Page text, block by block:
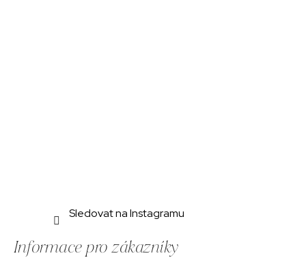
Sledovat na Instagramu
Informace pro zákazníky